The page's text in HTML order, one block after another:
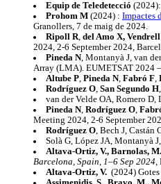
Equip de Teledetecció
Prohom M(2024) : Impactes
Granollers, 7 de maig de 2024.
Ripoll R, del Amo X,
2024, 2-6 September 2024,
Pineda N, Montanyà J, van
Array (LMA). EUMETSAT 2024
Altube P,Pineda N, Fabró F,
Rodríguez O, San Segundo H,
van der Velde OA, Romero D,
Pineda N, Rodríguez O,
Meeting 2024, 2-6 September
Rodríguez O, Bech J, Castán
Solà G, López JA, Montanyà J,
Altava-Ortiz, V., Barnolas,
Barcelona, Spain, 1–6 Sep 2024,
Altava-Ortiz, V. (2024)